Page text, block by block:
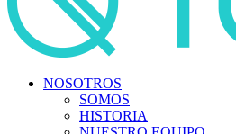
NOSOTROS
SOMOS
HISTORIA